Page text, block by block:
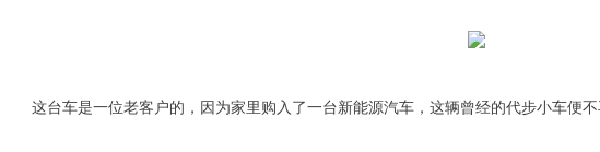
这台车是一位老客户的，因为家里购入了一台新能源汽车，这辆曾经的代步小车便不